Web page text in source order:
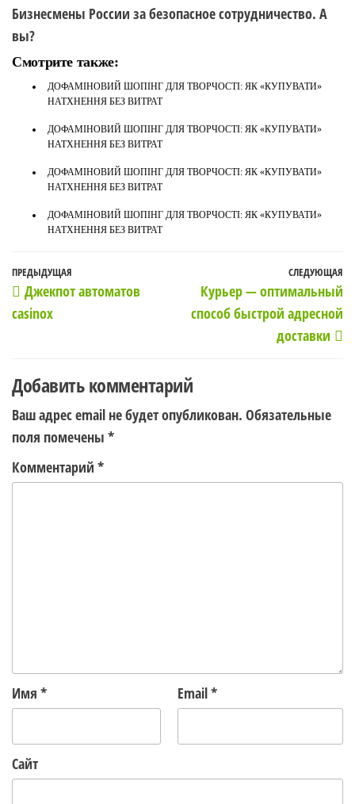
Бизнесмены России за безопасное сотрудничество. А
вы?
Смотрите также:
ДОФАМІНОВИЙ ШОПІНГ ДЛЯ ТВОРЧОСТІ: ЯК «КУПУВАТИ»
НАТХНЕННЯ БЕЗ ВИТРАТ
ДОФАМІНОВИЙ ШОПІНГ ДЛЯ ТВОРЧОСТІ: ЯК «КУПУВАТИ»
НАТХНЕННЯ БЕЗ ВИТРАТ
ДОФАМІНОВИЙ ШОПІНГ ДЛЯ ТВОРЧОСТІ: ЯК «КУПУВАТИ»
НАТХНЕННЯ БЕЗ ВИТРАТ
ДОФАМІНОВИЙ ШОПІНГ ДЛЯ ТВОРЧОСТІ: ЯК «КУПУВАТИ»
НАТХНЕННЯ БЕЗ ВИТРАТ
Навигация
по
записям
Предыдущая
запись
ПРЕДЫДУЩАЯ
Джекпот автоматов
casinox
СЛЕДУЮЩАЯ
Курьер — оптимальный
способ быстрой адресной
доставки
Добавить комментарий
Ваш адрес email не будет опубликован. Обязательные
поля помечены *
Комментарий *
Имя * Email*
Сайт